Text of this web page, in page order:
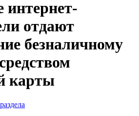
интернет-
отдают
безналичному
карты